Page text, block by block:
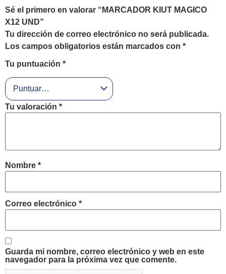
Sé el primero en valorar “MARCADOR KIUT MAGICO
X12 UND”
Tu dirección de correo electrónico no será publicada.
Los campos obligatorios están marcados con *
Tu puntuación *
Tu valoración *
Nombre *
Correo electrónico *
Guarda mi nombre, correo electrónico y web en este
navegador para la próxima vez que comente.